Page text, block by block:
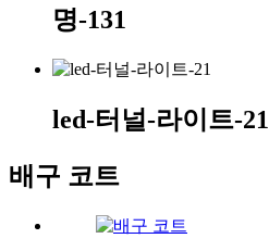
명-131
led-터널-라이트-21
배구 코트